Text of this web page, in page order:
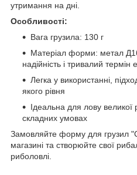
утримання на дні.
Особливості:
Вага грузила: 130 г
Матеріал форми: метал
надійність і тривалий термін
Легка у використанні,
якого рівня
Ідеальна для лову великої
складних умовах
Замовляйте форму для грузил
магазині та створюйте свої
риболовлі.